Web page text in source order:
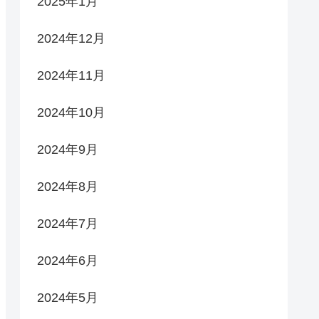
2024年12月
2024年11月
2024年10月
2024年9月
2024年8月
2024年7月
2024年6月
2024年5月